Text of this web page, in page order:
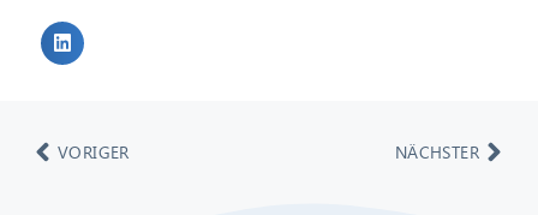
VORIGER NÄCHSTER